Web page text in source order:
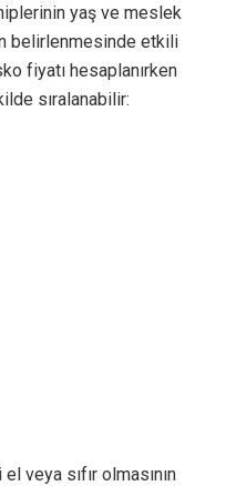
yaş ve meslek
belirlenmesinde etkili
fiyatı hesaplanırken
sıralanabilir:
veya sıfır olmasının